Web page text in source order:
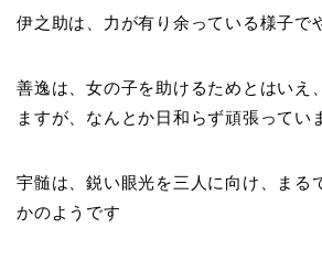
伊之助は、力が有り余っている様子で
善逸は、女の子を助けるためとはいえ
ますが、なんとか日和らず頑張ってい
宇髄は、鋭い眼光を三人に向け、まる
かのようです